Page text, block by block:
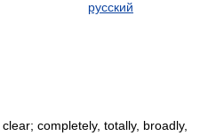
русский
completely, totally, broadly,